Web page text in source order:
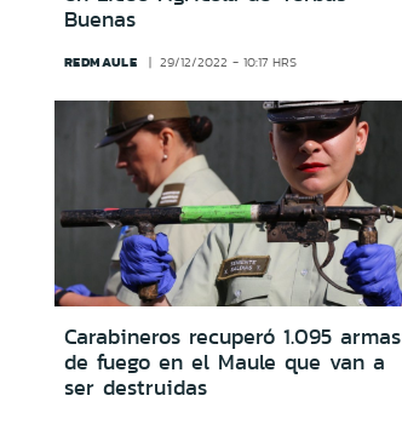
Buenas
REDMAULE 29/12/2022 - 10:17 HRS
Carabineros recuperó 1.095 armas
de fuego en el Maule que van a
ser destruidas